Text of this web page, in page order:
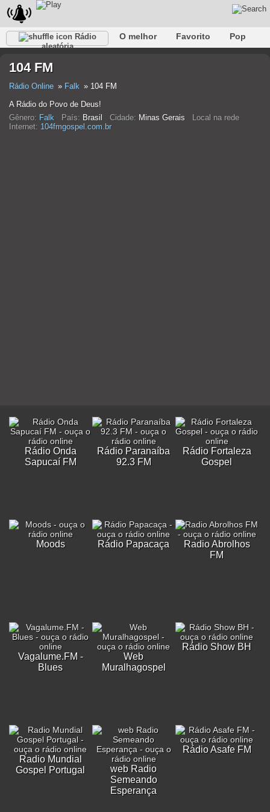
Rádio
aleatória
O melhor Favorito
Pop
Rap
Falk
104 FM
Rádio Online Falk
104 FM
A Rádio do Povo de Deus!
Gênero: Falk País: Brasil Cidade: Minas Gerais
Local na rede
Internet: 104fmgospel.com.br
Rádio Onda
Sapucaí FM
Rádio Paranaíba
92.3 FM
Rádio Fortaleza
Gospel
Moods Rádio Papacaça
Radio Abrolhos
FM
Vagalume.FM -
Blues
Web
Muralhagospel
Rádio Show BH
Radio Mundial
Gospel Portugal
web Radio
Semeando
Esperança
Rádio Asafe FM